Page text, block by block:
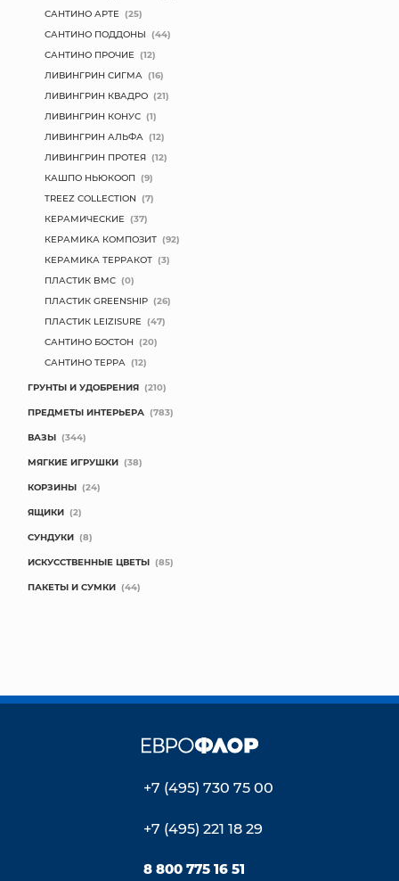
САНТИНО АРТЕ (25)
САНТИНО ПОДДОНЫ (44)
САНТИНО ПРОЧИЕ (12)
ЛИВИНГРИН СИГМА (16)
ЛИВИНГРИН КВАДРО (21)
ЛИВИНГРИН КОНУС (1)
ЛИВИНГРИН АЛЬФА (12)
ЛИВИНГРИН ПРОТЕЯ (12)
КАШПО НЬЮКООП (9)
TREEZ COLLECTION (7)
КЕРАМИЧЕСКИЕ (37)
КЕРАМИКА КОМПОЗИТ (92)
КЕРАМИКА ТЕРРАКОТ (3)
ПЛАСТИК BMC (0)
ПЛАСТИК GREENSHIP (26)
ПЛАСТИК LEIZISURE (47)
САНТИНО БОСТОН (20)
САНТИНО ТЕРРА (12)
ГРУНТЫ И УДОБРЕНИЯ (210)
ПРЕДМЕТЫ ИНТЕРЬЕРА (783)
ВАЗЫ (344)
МЯГКИЕ ИГРУШКИ (38)
КОРЗИНЫ (24)
ЯЩИКИ (2)
СУНДУКИ (8)
ИСКУССТВЕННЫЕ ЦВЕТЫ (85)
ПАКЕТЫ И СУМКИ (44)
+7 (495) 730 75 00
+7 (495) 221 18 29
8 800 775 16 51